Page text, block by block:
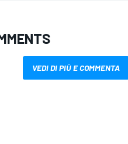
VEDI DI PIÙ E COMMENTA